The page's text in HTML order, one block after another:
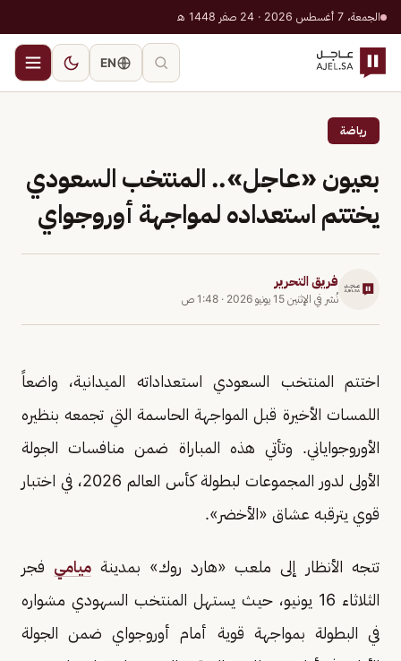
الجمعة، 7 أغسطس 2026 · 24 صفر 1448 هـ
EN
رياضة
بعيون «عاجل».. المنتخب السعودي
يختتم استعداده لمواجهة أوروجواي
فريق التحرير
نُشر في الإثنين 15 يونيو 2026 · 1:48 ص
اختتم المنتخب السعودي استعداداته الميدانية، واضعاً
اللمسات الأخيرة قبل المواجهة الحاسمة التي تجمعه بنظيره
الأوروجواياني. وتأتي هذه المباراة ضمن منافسات الجولة
الأولى لدور المجموعات لبطولة كأس العالم 2026، في اختبار
قوي يترقبه عشاق «الأخضر».
تتجه الأنظار إلى ملعب «هارد روك» بمدينةميامي فجر
الثلاثاء 16 يونيو، حيث يستهل المنتخب السهودي مشواره
في البطولة بمواجهة قوية أمام أوروجواي ضمن الجولة